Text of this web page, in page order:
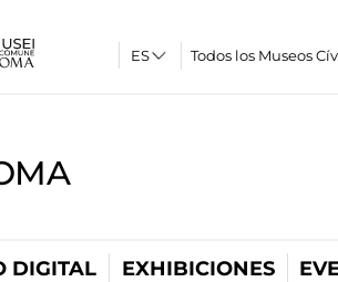
Todos los Museos
DIGITAL EXHIBICIONES